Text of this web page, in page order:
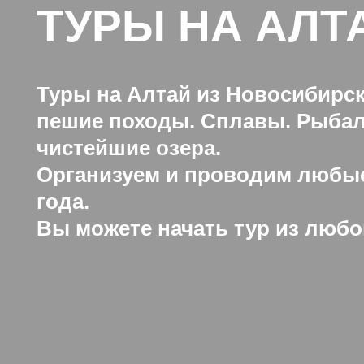
ТУРЫ НА
Туры на Алтай из
пешие походы. Сплавы.
чистейшие озера.
Организуем и проводим
года.
Вы можете начать тур из